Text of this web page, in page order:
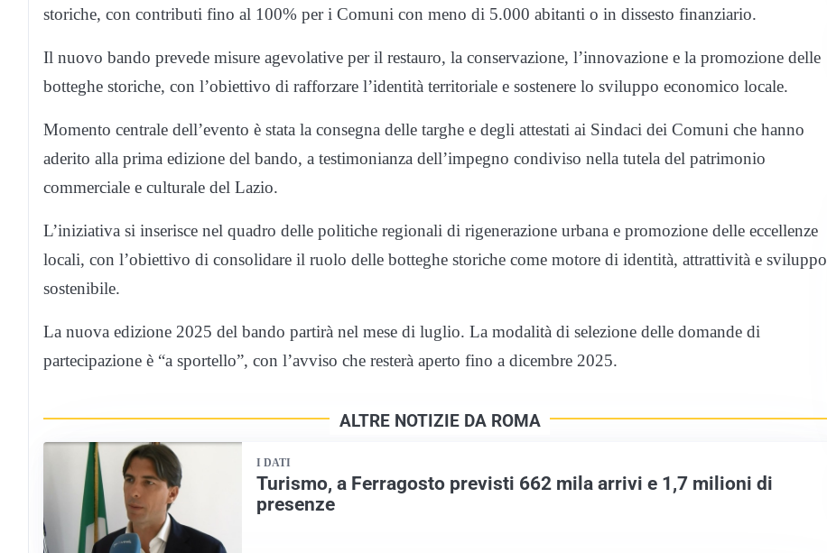
storiche, con contributi fino al 100% per i Comuni con meno di 5.000 abitanti o in dissesto finanziario.
Il nuovo bando prevede misure agevolative per il restauro, la conservazione, l’innovazione e la promozione delle
botteghe storiche, con l’obiettivo di rafforzare l’identità territoriale e sostenere lo sviluppo economico locale.
Momento centrale dell’evento è stata la consegna delle targhe e degli attestati ai Sindaci dei Comuni che hanno
aderito alla prima edizione del bando, a testimonianza dell’impegno condiviso nella tutela del patrimonio
commerciale e culturale del Lazio.
L’iniziativa si inserisce nel quadro delle politiche regionali di rigenerazione urbana e promozione delle eccellenze
locali, con l’obiettivo di consolidare il ruolo delle botteghe storiche come motore di identità, attrattività e sviluppo
sostenibile.
La nuova edizione 2025 del bando partirà nel mese di luglio. La modalità di selezione delle domande di
partecipazione è “a sportello”, con l’avviso che resterà aperto fino a dicembre 2025.
ALTRE NOTIZIE DA ROMA
I DATI
Turismo, a Ferragosto previsti 662 mila arrivi e 1,7 milioni di
presenze